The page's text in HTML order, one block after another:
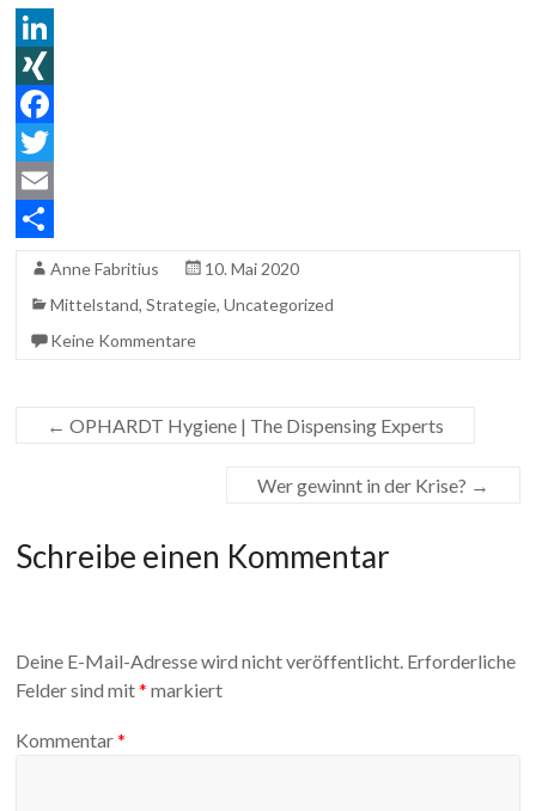
L
i
n
k
e
X
I
N
G
F
a
c
T
w
E
Anne Fabritius
10. Mai 2020
Mittelstand,Strategie,Uncategorized
Keine Kommentare
← OPHARDT Hygiene | The Dispensing Experts
Wer gewinnt in der Krise? →
Schreibe einen Kommentar
Deine E-Mail-Adresse wird nicht veröffentlicht. Erforderliche
Felder sind mit* markiert
Kommentar*